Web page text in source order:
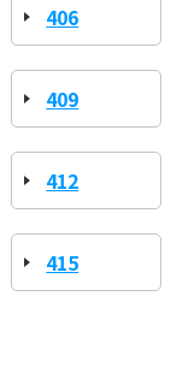
406
409
412
415